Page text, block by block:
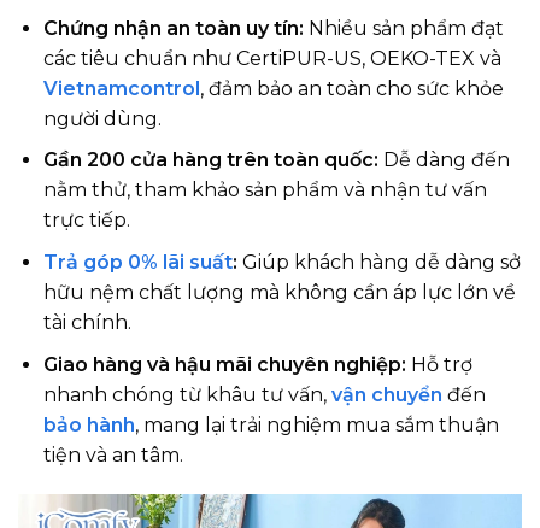
Chứng nhận an toàn uy tín: Nhiều sản phẩm đạt
các tiêu chuẩn như CertiPUR-US, OEKO-TEX và
Vietnamcontrol, đảm bảo an toàn cho sức khỏe
người dùng.
Gần 200 cửa hàng trên toàn quốc: Dễ dàng đến
nằm thử, tham khảo sản phẩm và nhận tư vấn
trực tiếp.
Trả góp 0% lãi suất: Giúp khách hàng dễ dàng sở
hữu nệm chất lượng mà không cần áp lực lớn về
tài chính.
Giao hàng và hậu mãi chuyên nghiệp: Hỗ trợ
nhanh chóng từ khâu tư vấn, vận chuyển đến
bảo hành, mang lại trải nghiệm mua sắm thuận
tiện và an tâm.